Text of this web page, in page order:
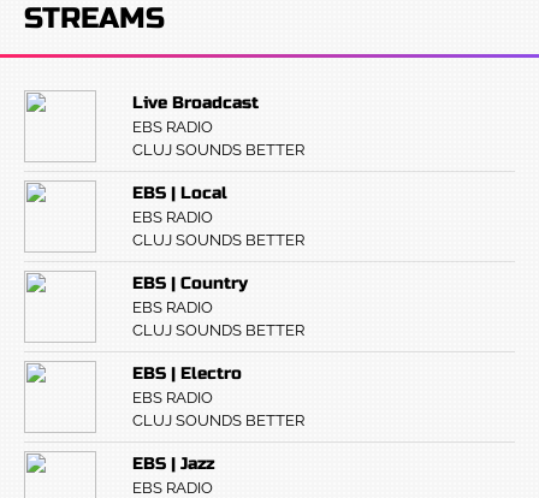
STREAMS
Live Broadcast
EBS RADIO
CLUJ SOUNDS BETTER
EBS | Local
EBS RADIO
CLUJ SOUNDS BETTER
EBS | Country
EBS RADIO
CLUJ SOUNDS BETTER
EBS | Electro
EBS RADIO
CLUJ SOUNDS BETTER
EBS | Jazz
EBS RADIO